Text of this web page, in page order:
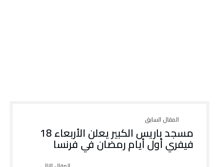
مسجد باريس الكبير يعلن الأربعاء 18
فيفري أول أيام رمضان في فرنسا